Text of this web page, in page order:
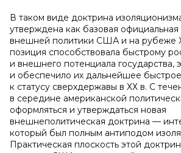
В таком виде доктрина
утверждена как базовая
внешней политики США и на рубеже
позиция способствовала быстрому
и внешнего потенциала государства,
и обеспечило их дальнейшее
к статусу сверхдержавы в ХХ в. С
в середине американской
оформляться и утверждаться новая
внешнеполитическая доктрина —
который был полным антиподом
Практическая плоскость этой